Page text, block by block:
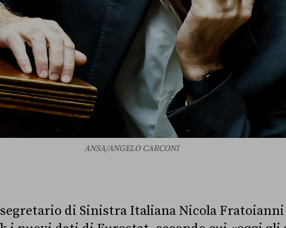
ANSA/ANGELO CARCONI
di Sinistra Italiana Nicola Fratoianni